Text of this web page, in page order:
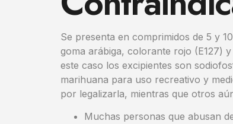
Se presenta en comprimidos de 5 y
goma arábiga, colorante rojo (E127)
este caso los excipientes son
marihuana para uso recreativo y
por legalizarla, mientras que otros
Muchas personas que abusan